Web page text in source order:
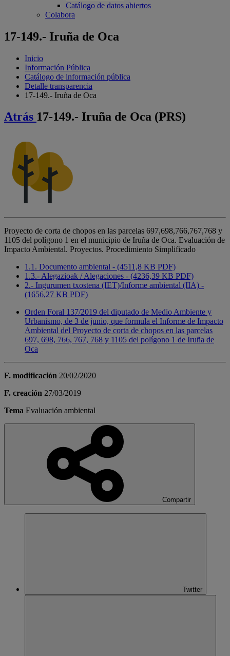
Catálogo de datos abiertos
Colabora
17-149.- Iruña de Oca
Inicio
Información Pública
Catálogo de información pública
Detalle transparencia
17-149.- Iruña de Oca
Atrás 17-149.- Iruña de Oca (PRS)
Proyecto de corta de chopos en las parcelas 697,698,766,767,768 y
1105 del polígono 1 en el municipio de Iruña de Oca. Evaluación de
Impacto Ambiental. Proyectos. Procedimiento Simplificado
1.1. Documento ambiental - (4511,8 KB PDF)
1.3.- Alegazioak / Alegaciones - (4236,39 KB PDF)
2.- Ingurumen txostena (IET)/Informe ambiental (IIA) -
(1656,27 KB PDF)
Orden Foral 137/2019 del diputado de Medio Ambiente y
Urbanismo, de 3 de junio, que formula el Informe de Impacto
Ambiental del Proyecto de corta de chopos en las parcelas
697, 698, 766, 767, 768 y 1105 del polígono 1 de Iruña de
Oca
F. modificación 20/02/2020
F. creación 27/03/2019
Tema Evaluación ambiental
Compartir
Twitter